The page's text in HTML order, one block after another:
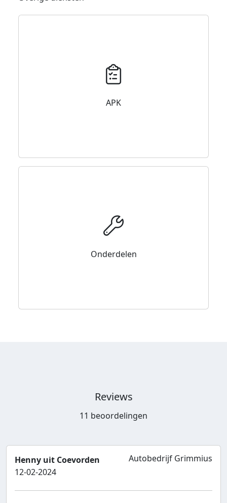
APK
Onderdelen
Reviews
11 beoordelingen
Henny uit Coevorden
12-02-2024
Autobedrijf Grimmius